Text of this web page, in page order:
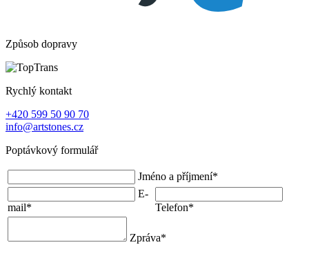
Způsob dopravy
Rychlý kontakt
+420 599 50 90 70
info@artstones.cz
Poptávkový formulář
Jméno a příjmení*
E-
mail* Telefon*
Zpráva*